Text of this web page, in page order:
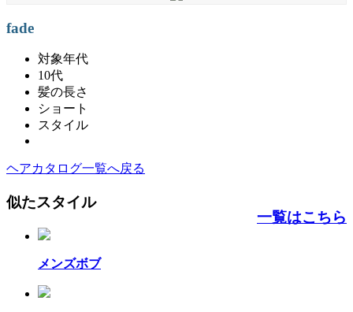
fade
対象年代
10代
髪の長さ
ショート
スタイル
ヘアカタログ一覧へ戻る
似たスタイル
一覧はこちら
メンズボブ